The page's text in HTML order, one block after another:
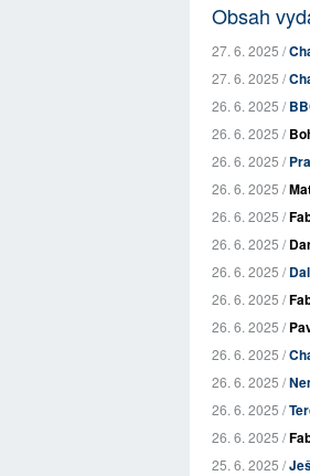
Obsah
27. 6. 2025 /
27. 6. 2025 /
26. 6. 2025 /
26. 6. 2025 /
26. 6. 2025 /
26. 6. 2025 /
26. 6. 2025 /
26. 6. 2025 /
26. 6. 2025 /
26. 6. 2025 /
26. 6. 2025 /
26. 6. 2025 /
26. 6. 2025 /
26. 6. 2025 /
26. 6. 2025 /
25. 6. 2025 /